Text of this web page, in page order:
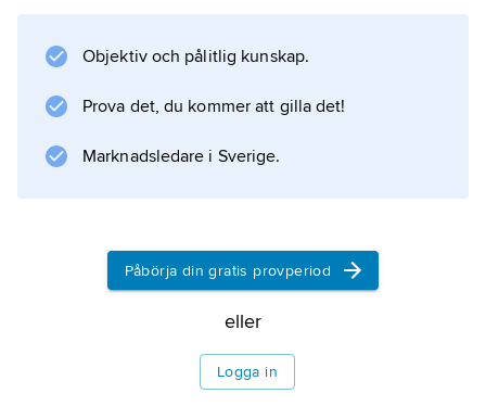
Information om artikeln
Objektiv och pålitlig kunskap.
Prova det, du kommer att gilla det!
Marknadsledare i Sverige.
Påbörja din gratis provperiod
eller
Logga in